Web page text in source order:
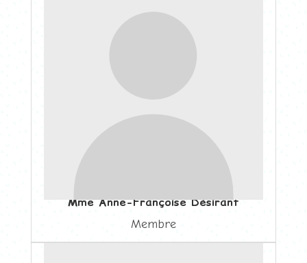
Mme Anne-Françoise Désirant
Membre